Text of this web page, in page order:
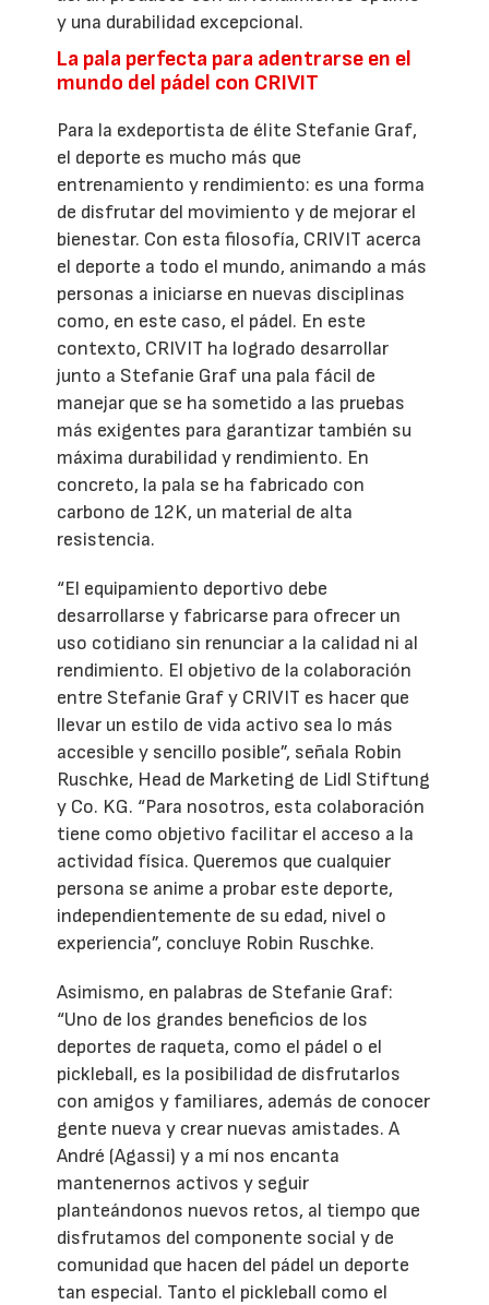
y una durabilidad excepcional.
La pala perfecta para adentrarse en el
mundo del pádel con CRIVIT
Para la exdeportista de élite Stefanie Graf,
el deporte es mucho más que
entrenamiento y rendimiento: es una forma
de disfrutar del movimiento y de mejorar el
bienestar. Con esta filosofía, CRIVIT acerca
el deporte a todo el mundo, animando a más
personas a iniciarse en nuevas disciplinas
como, en este caso, el pádel. En este
contexto, CRIVIT ha logrado desarrollar
junto a Stefanie Graf una pala fácil de
manejar que se ha sometido a las pruebas
más exigentes para garantizar también su
máxima durabilidad y rendimiento. En
concreto, la pala se ha fabricado con
carbono de 12K, un material de alta
resistencia.
“El equipamiento deportivo debe
desarrollarse y fabricarse para ofrecer un
uso cotidiano sin renunciar a la calidad ni al
rendimiento. El objetivo de la colaboración
entre Stefanie Graf y CRIVIT es hacer que
llevar un estilo de vida activo sea lo más
accesible y sencillo posible”, señala Robin
Ruschke, Head de Marketing de Lidl Stiftung
y Co. KG. “Para nosotros, esta colaboración
tiene como objetivo facilitar el acceso a la
actividad física. Queremos que cualquier
persona se anime a probar este deporte,
independientemente de su edad, nivel o
experiencia”, concluye Robin Ruschke.
Asimismo, en palabras de Stefanie Graf:
“Uno de los grandes beneficios de los
deportes de raqueta, como el pádel o el
pickleball, es la posibilidad de disfrutarlos
con amigos y familiares, además de conocer
gente nueva y crear nuevas amistades. A
André (Agassi) y a mí nos encanta
mantenernos activos y seguir
planteándonos nuevos retos, al tiempo que
disfrutamos del componente social y de
comunidad que hacen del pádel un deporte
tan especial. Tanto el pickleball como el